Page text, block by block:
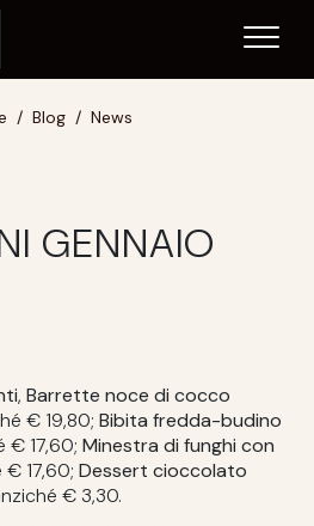
Blog News
GENNAIO
, Barrette noce di cocco
€ 19,80; Bibita fredda-budino
€ 17,60; Minestra di funghi con
17,60; Dessert cioccolato
€ 3,30.